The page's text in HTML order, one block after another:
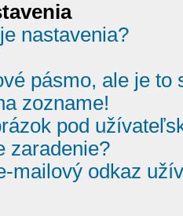
nastavenia?
pásmo, ale je to
zozname!
pod
zaradenie?
mailový odkaz